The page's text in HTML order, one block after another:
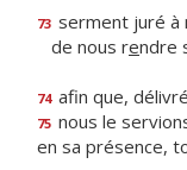
73 serment juré à
de nous rendre
74 afin que,
75 nous le
en sa présence,